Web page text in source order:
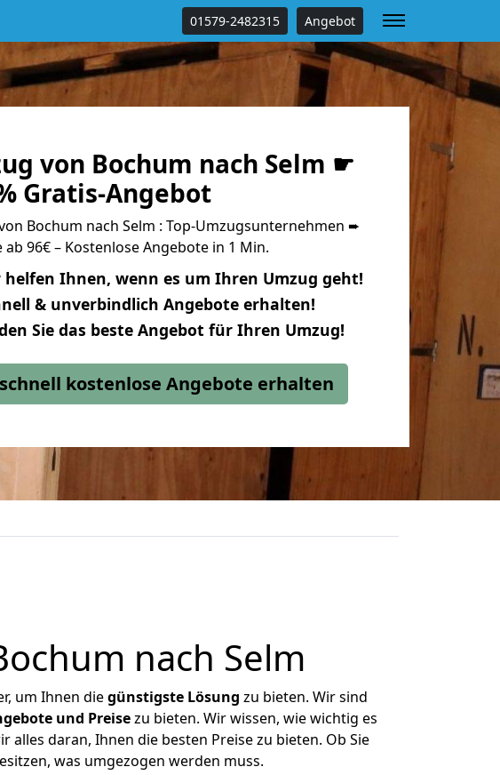
01579-2482315 Angebot
von Bochum nach Selm ☛
Gratis-Angebot
Bochum nach Selm : Top-Umzugsunternehmen ➨
ab 96€ – Kostenlose Angebote in 1 Min.
helfen Ihnen, wenn es um Ihren Umzug geht!
& unverbindlich Angebote erhalten!
Sie das beste Angebot für Ihren Umzug!
kostenlose Angebote erhalten
nach Selm
um Ihnen diegünstigste Lösung zu bieten. Wir sind
und Preisezu bieten. Wir wissen, wie wichtig es
daran, Ihnen die besten Preise zu bieten. Ob Sie
was umgezogen werden muss.